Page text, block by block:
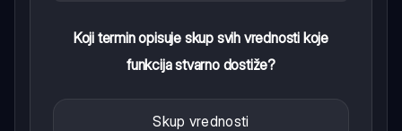
Koji termin opisuje skup svih vrednosti koje
funkcija stvarno dostiže?
Skup vrednosti